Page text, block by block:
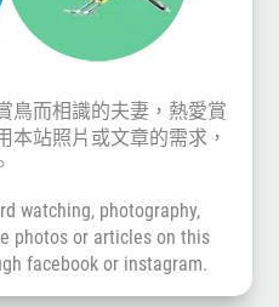
鳥而相識的夫妻，熱愛賞
本站照片或文章的需求，
watching, photography,
photos or articles on this
facebook or instagram.